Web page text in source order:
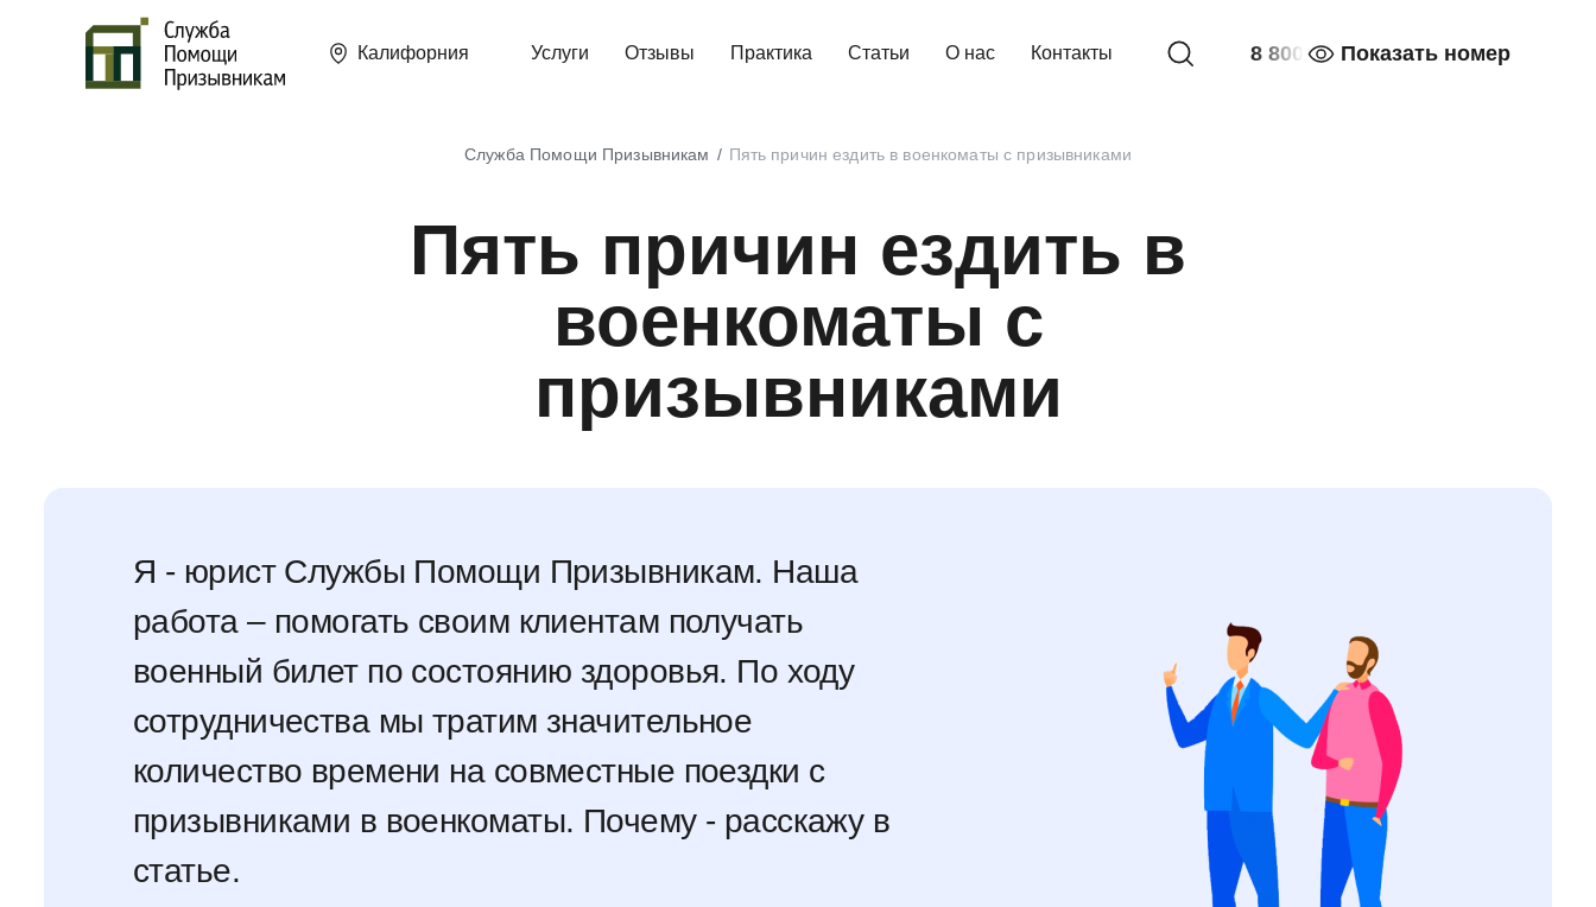
Калифорния Услуги Отзывы Практика Статьи О нас Контакты 8 800 Показать номер
Служба Помощи Призывникам Пять причин ездить в военкоматы с призывниками
Пять причин ездить в
военкоматы с
призывниками
Я - юрист Службы Помощи Призывникам. Наша
работа – помогать своим клиентам получать
военный билет по состоянию здоровья. По ходу
сотрудничества мы тратим значительное
количество времени на совместные поездки с
призывниками в военкоматы. Почему - расскажу в
статье.